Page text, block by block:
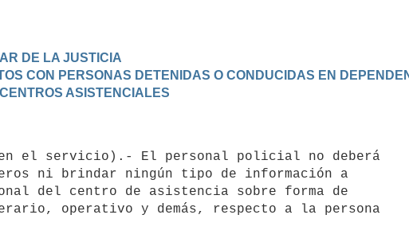
DE LA JUSTICIA
CON PERSONAS DETENIDAS O CONDUCIDAS EN
ASISTENCIALES
ni brindar ningún tipo de información a
del centro de asistencia sobre forma de
operativo y demás, respecto a la persona